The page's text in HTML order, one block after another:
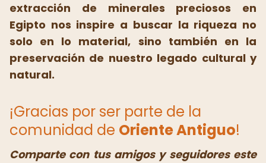
extracción de minerales preciosos en
Egipto nos inspire a buscar la riqueza no
solo en lo material, sino también en la
preservación de nuestro legado cultural y
natural.
¡Gracias por ser parte de la
comunidad de Oriente Antiguo!
Comparte con tus amigos y seguidores este